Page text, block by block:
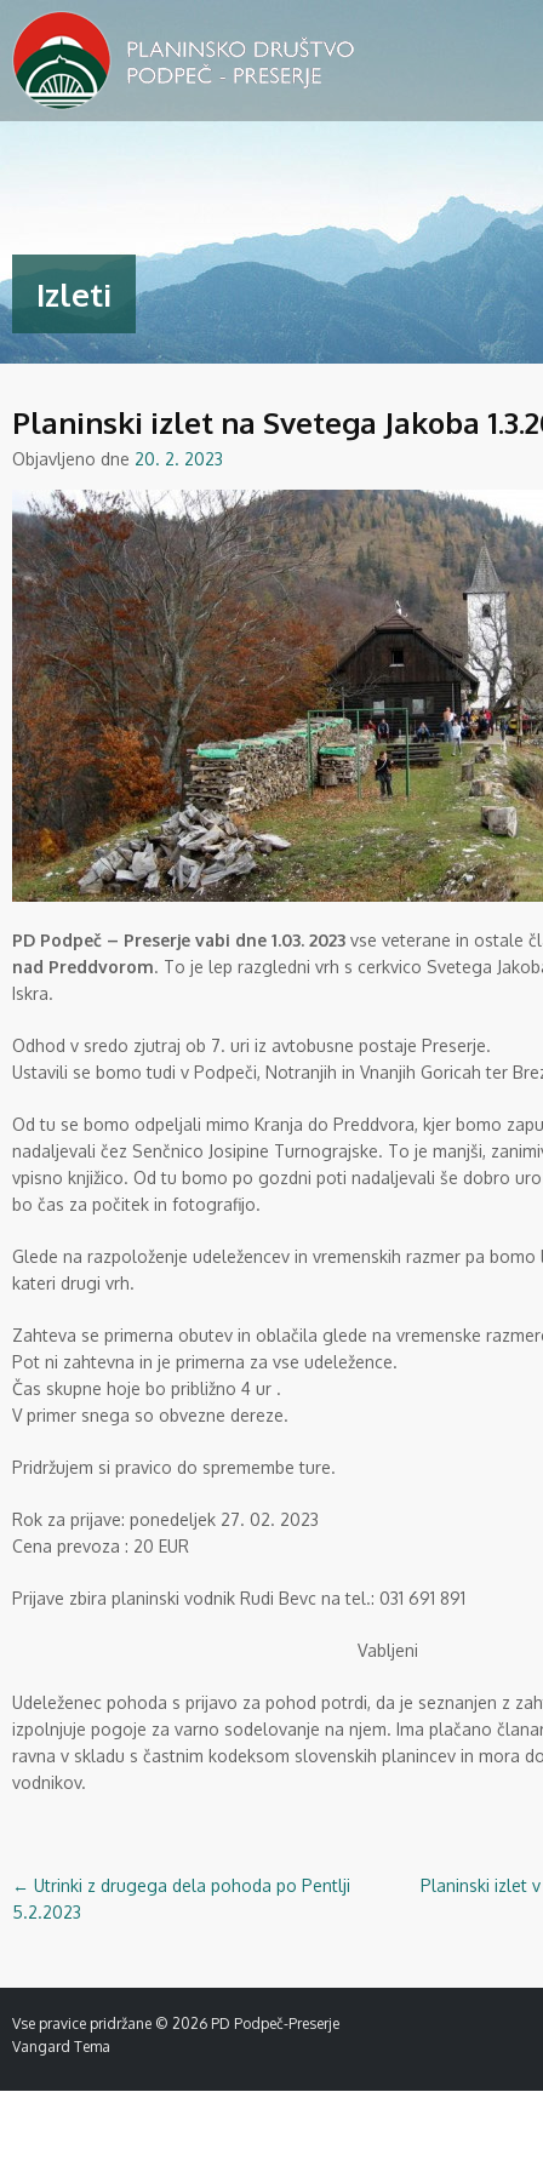
Izleti
Planinski izlet na Svetega Jakoba
Objavljeno dne 20. 2. 2023
PD Podpeč – Preserje vabi dne 1.03. 2023 vse veterane in ostale
nad Preddvorom. To je lep razgledni vrh s cerkvico Svetega
Iskra.
Odhod v sredo zjutraj ob 7. uri iz avtobusne postaje Preserje.
Ustavili se bomo tudi v Podpeči, Notranjih in Vnanjih Goricah ter
Od tu se bomo odpeljali mimo Kranja do Preddvora, kjer bomo
nadaljevali čez Senčnico Josipine Turnograjske. To je manjši,
vpisno knjižico. Od tu bomo po gozdni poti nadaljevali še dobro
bo čas za počitek in fotografijo.
Glede na razpoloženje udeležencev in vremenskih razmer pa
kateri drugi vrh.
Zahteva se primerna obutev in oblačila glede na vremenske
Pot ni zahtevna in je primerna za vse udeležence.
Čas skupne hoje bo približno 4 ur .
V primer snega so obvezne dereze.
Pridržujem si pravico do spremembe ture.
Rok za prijave: ponedeljek 27. 02. 2023
Cena prevoza : 20 EUR
Prijave zbira planinski vodnik Rudi Bevc na tel.: 031 691 891
Vabljeni
Udeleženec pohoda s prijavo za pohod potrdi, da je seznanjen z
izpolnjuje pogoje za varno sodelovanje na njem. Ima plačano
ravna v skladu s častnim kodeksom slovenskih planincev in mora
vodnikov.
Navigacija
← Utrinki z drugega dela pohoda po Pentlji
5.2.2023
Planinski izlet
Vse pravice pridržane © 2026 PD Podpeč-Preserje
Vangard Tema